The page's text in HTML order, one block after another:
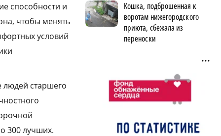
способности и
чтобы менять
условий
людей старшего
300 лучших.
Кошка, подброшенная к
воротам нижегородского
приюта, сбежала из
переноски